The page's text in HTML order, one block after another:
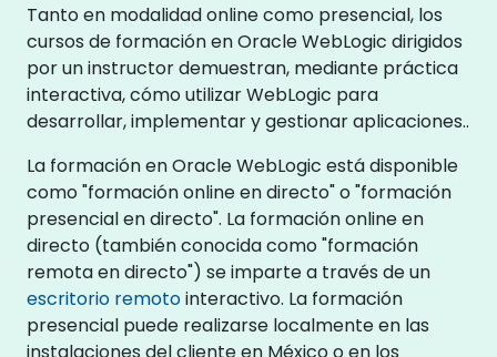
Tanto en modalidad online como presencial, los
cursos de formación en Oracle WebLogic dirigidos
por un instructor demuestran, mediante práctica
interactiva, cómo utilizar WebLogic para
desarrollar, implementar y gestionar aplicaciones..
La formación en Oracle WebLogic está disponible
como "formación online en directo" o "formación
presencial en directo". La formación online en
directo (también conocida como "formación
remota en directo") se imparte a través de un
escritorio remotointeractivo. La formación
presencial puede realizarse localmente en las
instalaciones del cliente en México o en los